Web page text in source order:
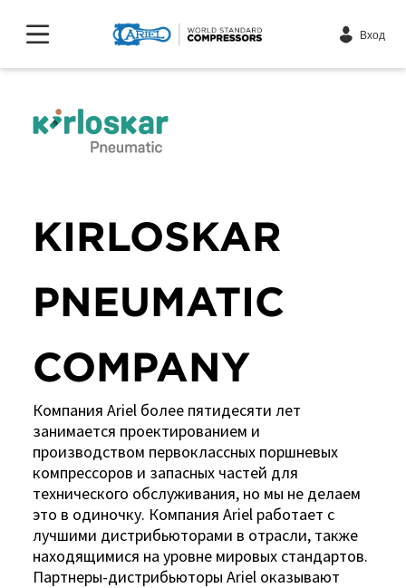
Вход
KIRLOSKAR
PNEUMATIC
COMPANY
Компания Ariel более пятидесяти лет
занимается проектированием и
производством первоклассных поршневых
компрессоров и запасных частей для
технического обслуживания, но мы не делаем
это в одиночку. Компания Ariel работает с
лучшими дистрибьюторами в отрасли, также
находящимися на уровне мировых стандартов.
Партнеры-дистрибьюторы Ariel оказывают